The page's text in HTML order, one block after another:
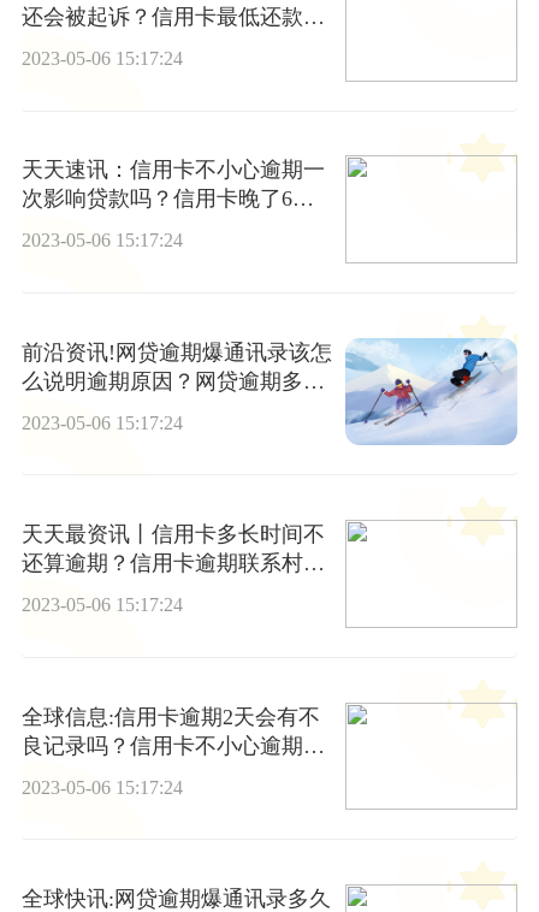
还会被起诉？信用卡最低还款会
有坏处吗？
2023-05-06 15:17:24
天天速讯：信用卡不小心逾期一
次影响贷款吗？信用卡晚了6天
还款上征信吗？
2023-05-06 15:17:24
前沿资讯!网贷逾期爆通讯录该怎
么说明逾期原因？网贷逾期多久
2023-05-06 15:17:24
天天最资讯丨信用卡多长时间不
还算逾期？信用卡逾期联系村委
会怎么样？
2023-05-06 15:17:24
全球信息:信用卡逾期2天会有不
良记录吗？信用卡不小心逾期2
2023-05-06 15:17:24
全球快讯:网贷逾期爆通讯录多久